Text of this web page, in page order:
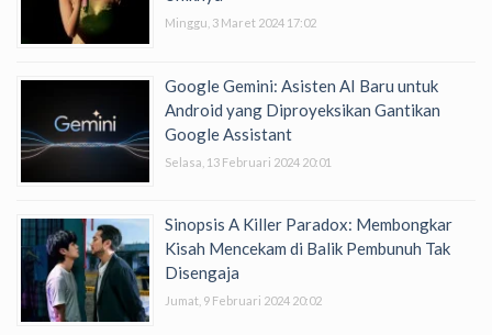
Minggu, 3 Maret 2024 17:02
Google Gemini: Asisten AI Baru untuk
Android yang Diproyeksikan Gantikan
Google Assistant
Selasa, 13 Februari 2024 20:01
Sinopsis A Killer Paradox: Membongkar
Kisah Mencekam di Balik Pembunuh Tak
Disengaja
Jumat, 9 Februari 2024 20:02